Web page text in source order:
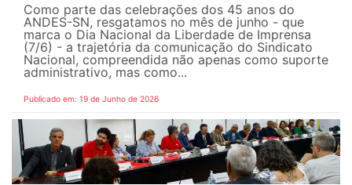
Como parte das celebrações dos 45 anos do
ANDES-SN, resgatamos no mês de junho - que
marca o Dia Nacional da Liberdade de Imprensa
(7/6) - a trajetória da comunicação do Sindicato
Nacional, compreendida não apenas como suporte
administrativo, mas como...
Publicado em: 19 de Junho de 2026